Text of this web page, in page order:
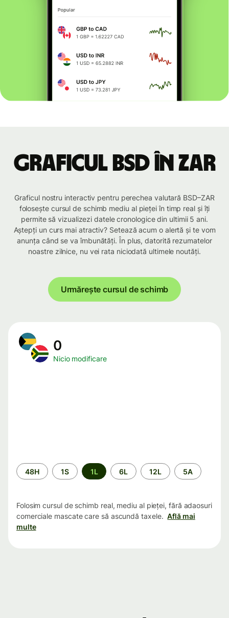
Graficul BSD în ZAR
Graficul nostru interactiv pentru perechea valutară BSD–ZAR
folosește cursul de schimb mediu al pieței în timp real și îți
permite să vizualizezi datele cronologice din ultimii 5 ani.
Aștepți un curs mai atractiv? Setează acum o alertă și te vom
anunța când se va îmbunătăți. În plus, datorită rezumatelor
noastre zilnice, nu vei rata niciodată ultimele noutăți.
Urmărește cursul de schimb
0
Nicio modificare
Perioada
48H 1S 1L 6L 12L 5A
Folosim cursul de schimb real, mediu al pieței, fără adaosuri
comerciale mascate care să ascundă taxele. Află mai
multe